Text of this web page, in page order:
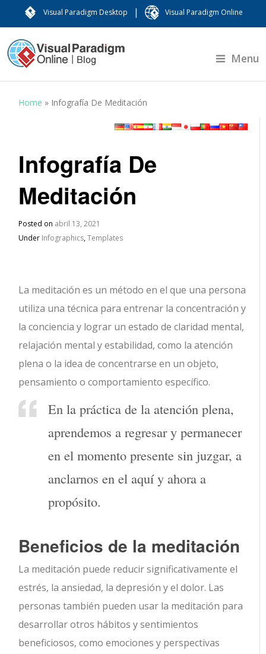
Visual Paradigm Desktop | Visual Paradigm Online
Menu
Home » Infografía De Meditación
Infografía De
Meditación
Posted on abril 13, 2021
Under Infographics,Templates
La meditación es un método en el que una persona
utiliza una técnica para entrenar la concentración y
la conciencia y lograr un estado de claridad mental,
relajación mental y estabilidad, como la atención
plena o la idea de concentrarse en un objeto,
pensamiento o comportamiento específico.
En la práctica de la atención plena,
aprendemos a regresar y permanecer
en el momento presente sin juzgar, a
anclarnos en el aquí y ahora a
propósito.
Beneficios de la meditación
La meditación puede reducir significativamente el
estrés, la ansiedad, la depresión y el dolor. Las
personas también pueden usar la meditación para
desarrollar otros hábitos y sentimientos
beneficiosos, como emociones y perspectivas